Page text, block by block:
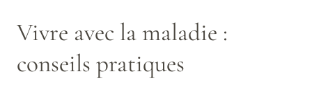
Vivre avec la maladie :
conseils pratiques